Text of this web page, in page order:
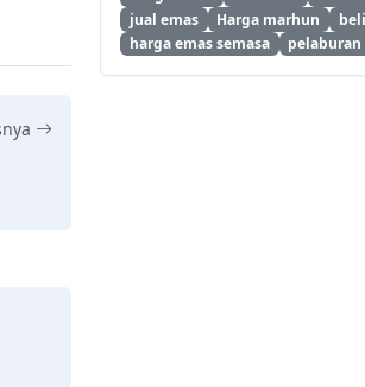
jual emas
Harga marhun
harga emas semasa
pelaburan